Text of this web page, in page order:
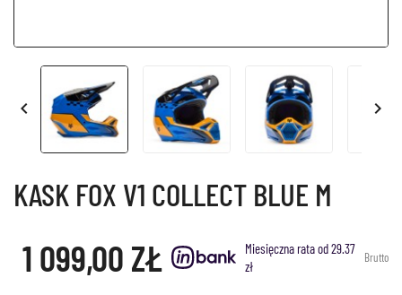
 
KASK FOX V1 COLLECT BLUE M
1 099,00 ZŁ
Miesięczna rata od 29.37
zł
Brutto